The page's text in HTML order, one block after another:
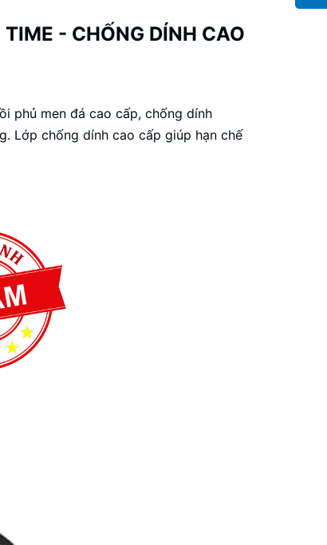
- CHỐNG DÍNH CAO
phủ men đá cao cấp, chống dính
Lớp chống dính cao cấp giúp hạn chế